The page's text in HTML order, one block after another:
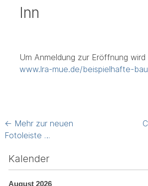
Inn
Um Anmeldung zur Eröffnung
www.lra-mue.de/beispielhafte-
Post
navigation
← Mehr zur neuen
Fotoleiste …
Kalender
August 2026